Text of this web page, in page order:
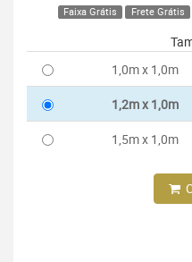
Faixa Grátis Frete Grátis
1,0m x 1,0m
1,2m x 1,0m
1,5m x 1,0m